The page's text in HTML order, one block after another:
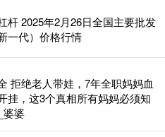
杆 2025年2月26日全国主要批发
一代）价格行情
拒绝老人带娃，7年全职妈妈血
挂，这3个真相所有妈妈必须知
婆婆